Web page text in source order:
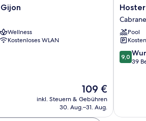
Wellness
Kostenloses WLAN
Der
Preis
beträgt
109 €
inkl. Steuern & Gebühren
30. Aug.–31. Aug.
Hosteria
de
Torazo
Nature
Hotel
&
Spa
Pool
9.0
von
9,0
39